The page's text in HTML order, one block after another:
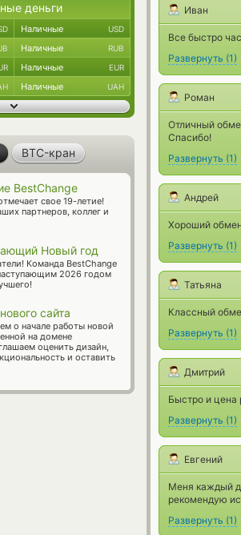
Иван
Все быстро
Развернуть (1)
Роман
Отличный
Спасибо!
Развернуть (1)
Андрей
Хороший
Развернуть (1)
Татьяна
Классный
Развернуть (1)
Дмитрий
Быстро и цена
Развернуть (1)
Евгений
Меня каждый
рекомендую
Развернуть (1)
деньги
Наличные USD
Наличные RUB
Наличные EUR
Наличные UAH
BTC-кран
BestChange
свое 19-летие!
партнеров, коллег и
Новый год
Команда BestChange
2026 годом
сайта
о начале работы новой
на домене
оценить дизайн,
и оставить